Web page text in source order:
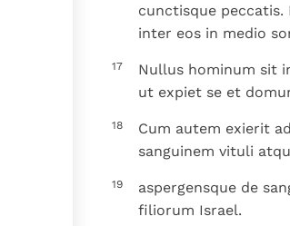
cunctisque
inter eos in medio
17
Nullus hominum sit
ut expiet se et
18
Cum autem exierit
sanguinem vituli
19
aspergensque de
filiorum Israel.